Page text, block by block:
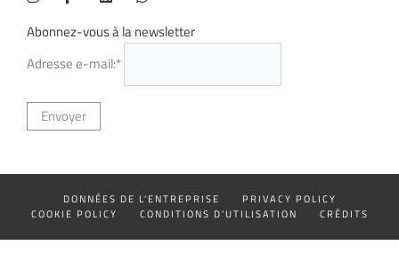
Abonnez-vous à la newsletter
Adresse e-mail:*
DONNÉES DE L'ENTREPRISE
PRIVACY POLICY
COOKIE POLICY
CONDITIONS D'UTILISATION CRÉDITS